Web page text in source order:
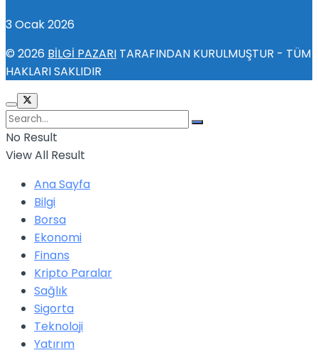
3 Ocak 2026
© 2026 BİLGİ PAZARI TARAFINDAN KURULMUŞTUR - TÜM
HAKLARI SAKLIDIR
No Result
View All Result
Ana Sayfa
Bilgi
Borsa
Ekonomi
Finans
Kripto Paralar
Sağlık
Sigorta
Teknoloji
Yatırım